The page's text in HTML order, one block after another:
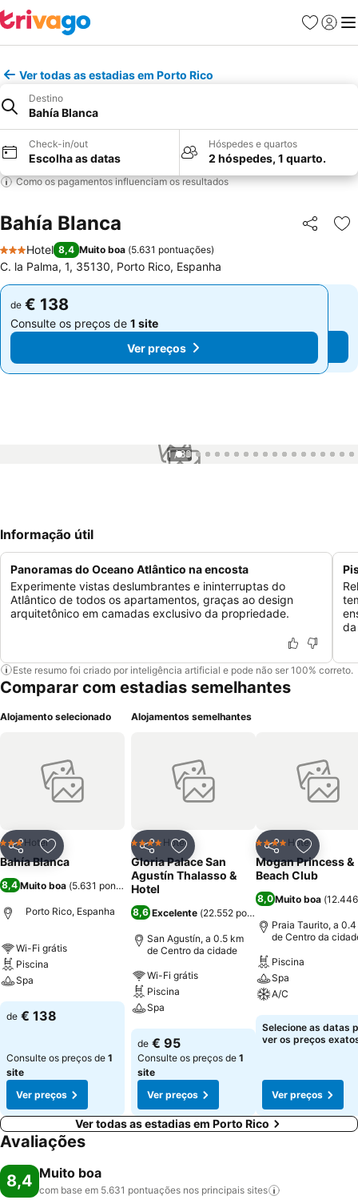
Favoritos
Iniciar
Ver todas as estadias em Porto Rico
Destino
Bahía Blanca
Check-in/out
Escolha as datas
Hóspedes e quartos
2 hóspedes, 1 quarto.
Como os pagamentos influenciam os resultados
Bahía Blanca Partilhar
3 Estrelas
Hotel 8,4 Muito boa (5.631 pontuações)
C. la Palma, 1, 35130, Porto Rico, Espanha
de € 138
Consulte os preços de 1 site
Ver preços
de € 138
Consulte os preços de 1 site
Ver preços
1 / 83
Informação útil
Panoramas do Oceano Atlântico na encosta
Experimente vistas deslumbrantes e ininterruptas do
Atlântico de todos os apartamentos, graças ao design
arquitetônico em camadas exclusivo da propriedade.
Este resumo foi criado por inteligência artificial e pode não ser 100% correto.
Comparar com estadias semelhantes
Alojamento selecionado
PartilharAdicionar aos favoritos
3 Estrelas
Hotel
Bahía Blanca
8,4 Muito boa (5.631 pontuações)
Porto Rico, Espanha
Wi-Fi grátis
Piscina
Spa
Ver preços
de € 138
Consulte os preços de 1
site
Ver preços
Alojamentos semelhantes
PartilharAdicionar aos favoritos
4 EstrelasHotel
Gloria Palace San
Agustín Thalasso &
Hotel
8,6 Excelente (22.552 pontuações
San Agustín, a 0.5 km
de Centro da cidade
Wi-Fi grátis
Piscina
Spa
Ver preços
de € 95
Consulte os preços de 1
site
Ver preços
Partilhar
4 EstrelasHotel
Mogan Princess &
Beach Club
8,0Muito boa (
Praia Taurito, a
de Centro da
Piscina
Spa
A/C
Ver preços
Selecione as datas
ver os preços
Ver preços
Ver todas as estadias em Porto Rico
Avaliações
8,4 Muito boa
com base em 5.631 pontuações nos principais sites